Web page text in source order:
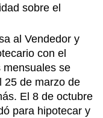
sobre el
al Vendedor y
con el
mensuales se
25 de marzo de
El 8 de octubre
para hipotecar y